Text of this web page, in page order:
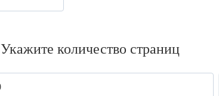
Укажите количество страниц